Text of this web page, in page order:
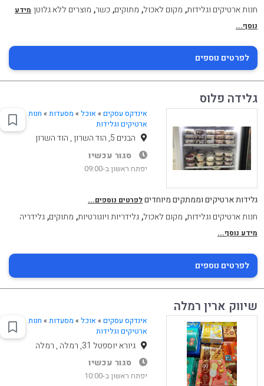
חנות ארטיקים וגלידות, מקום לאכול, מתוקים, כשר, מוצרים ללא גלוטן מידע
נוסף...
לפרטים נוספים
גלידה פלוס
אינדקס עסקים » אוכל» מסעדות» חנות
ארטיקים וגלידות
הבנים 5, הוד השרון , הוד השרון
סגור עכשיו
יפתח ראשון ב-09:00
גלידות ארטיקים וממתקים מיוחדיםלפרטים נוספים...
חנות ארטיקים וגלידות, מקום לאכול,גלידריות ויוגורטיות, מתוקים,גלידריה
מידע נוסף...
לפרטים נוספים
שיווק ארין רמלה
אינדקס עסקים » אוכל» מסעדות» חנות
ארטיקים וגלידות
גיורא יוספטל 31, רמלה , רמלה
סגור עכשיו
יפתח ראשון ב-10:00